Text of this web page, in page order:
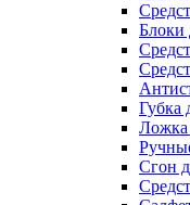
Блоки
Губка
Ложка
Сгон